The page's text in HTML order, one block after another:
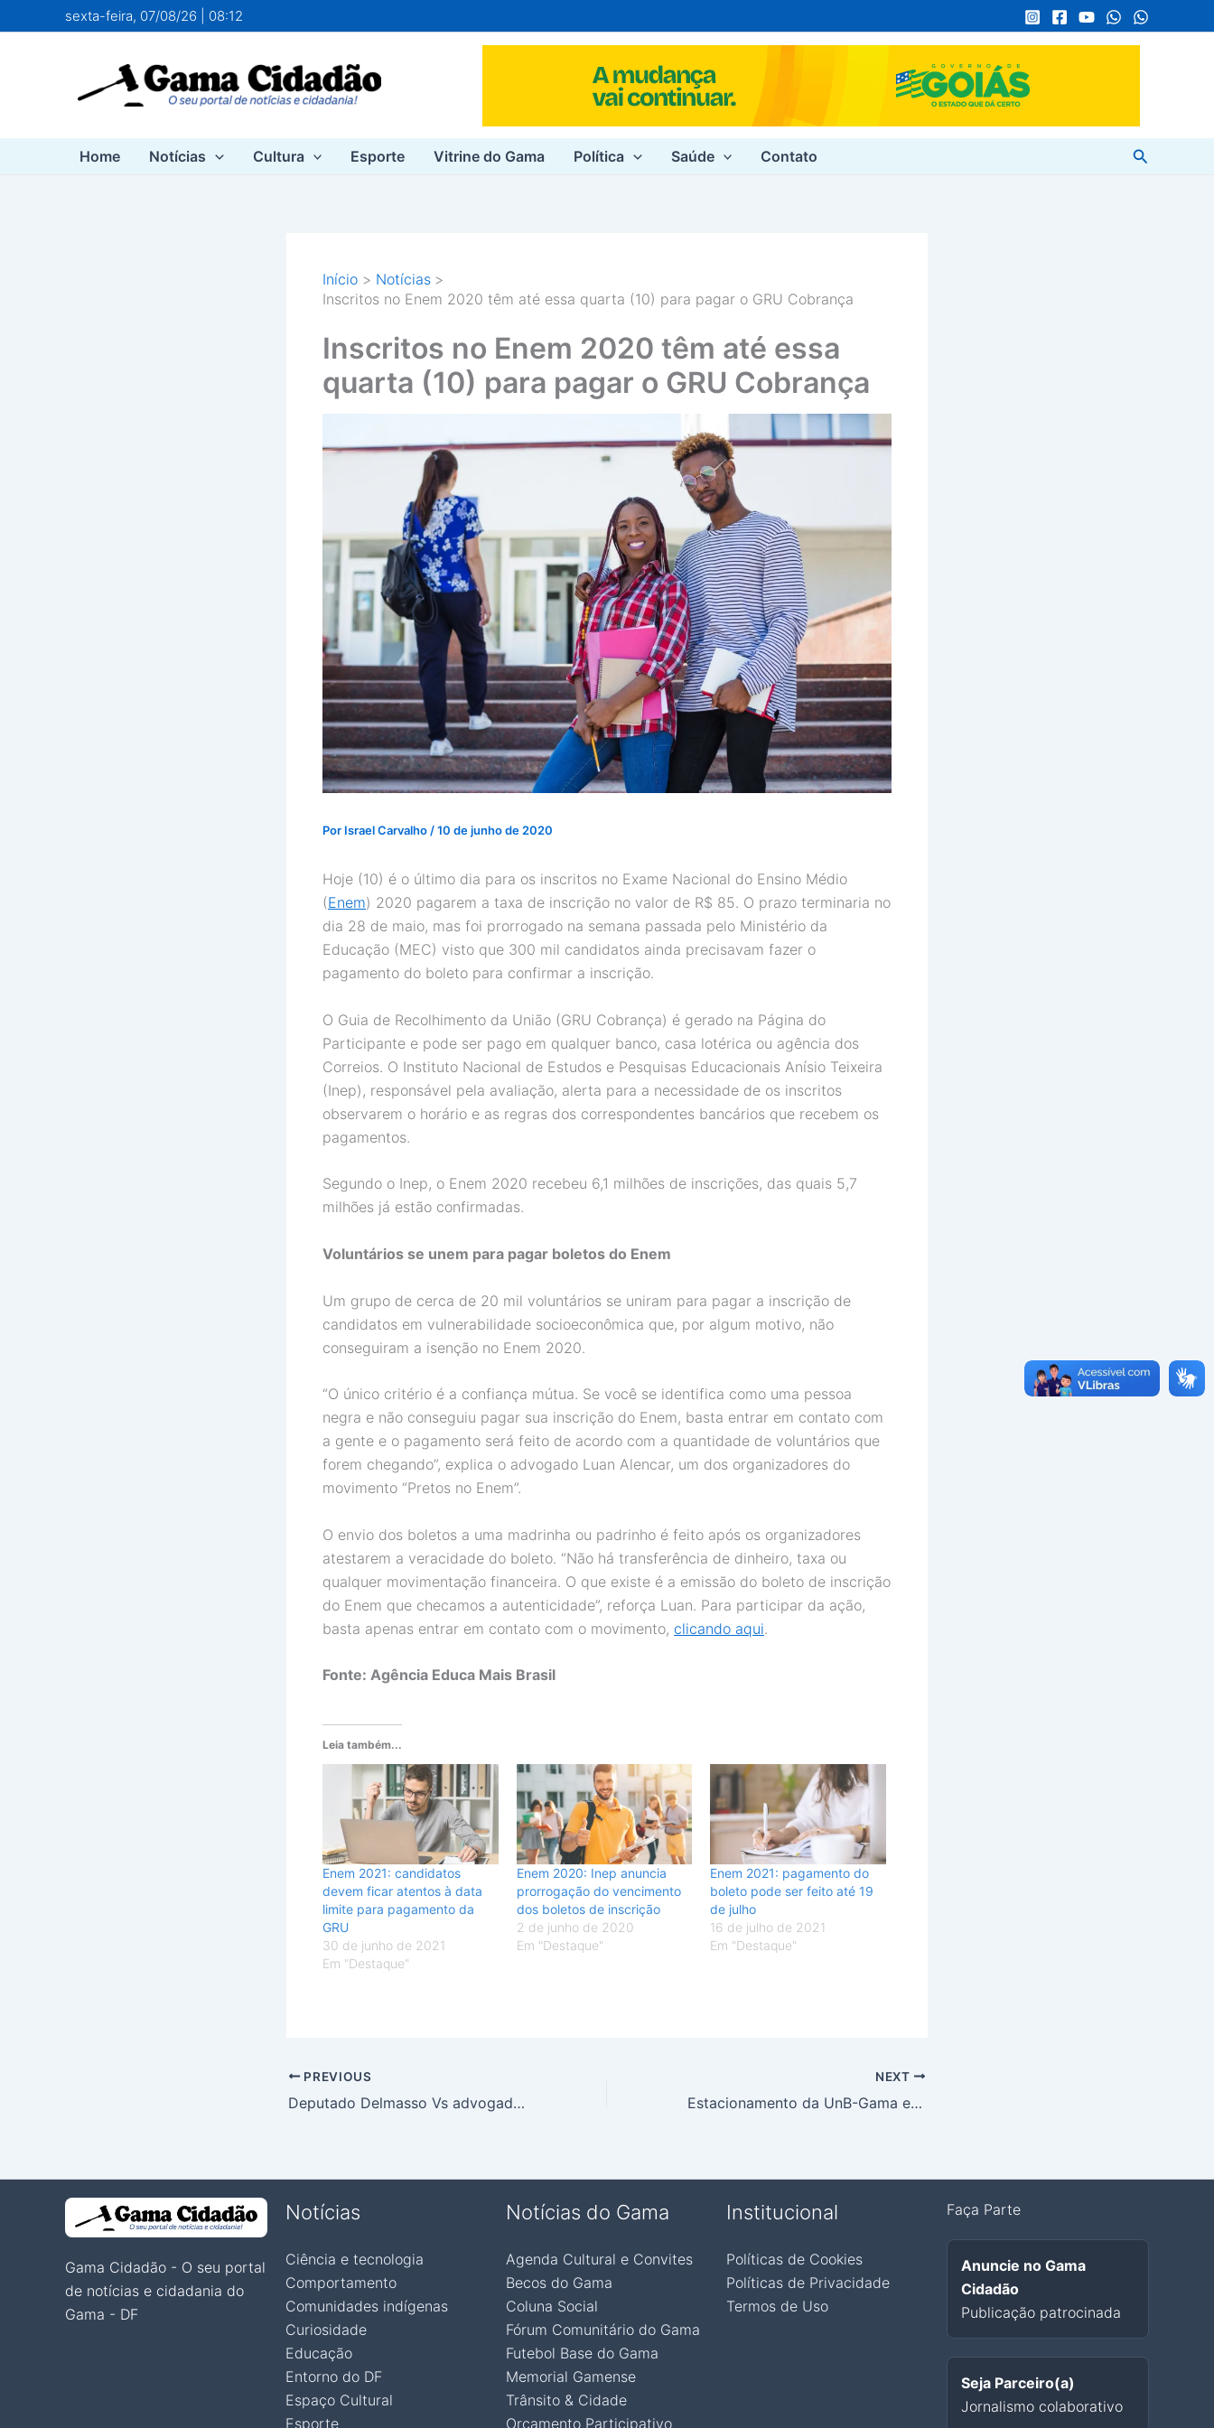
para
sexta-feira, 07/08/26 | 08:12
Home Notícias Cultura Esporte Vitrine do Gama Política Saúde Contato Pesquisar
Início
Notícias
Inscritos no Enem 2020 têm até essa quarta (10) para pagar o GRU Cobrança
Inscritos no Enem 2020 têm até essa
quarta (10) para pagar o GRU Cobrança
Por Israel Carvalho/10 de junho de 2020
Hoje (10) é o último dia para os inscritos no Exame Nacional do Ensino Médio
(Enem) 2020 pagarem a taxa de inscrição no valor de R$ 85. O prazo terminaria no
dia 28 de maio, mas foi prorrogado na semana passada pelo Ministério da
Educação (MEC) visto que 300 mil candidatos ainda precisavam fazer o
pagamento do boleto para confirmar a inscrição.
O Guia de Recolhimento da União (GRU Cobrança) é gerado na Página do
Participante e pode ser pago em qualquer banco, casa lotérica ou agência dos
Correios. O Instituto Nacional de Estudos e Pesquisas Educacionais Anísio Teixeira
(Inep), responsável pela avaliação, alerta para a necessidade de os inscritos
observarem o horário e as regras dos correspondentes bancários que recebem os
pagamentos.
Segundo o Inep, o Enem 2020 recebeu 6,1 milhões de inscrições, das quais 5,7
milhões já estão confirmadas.
Voluntários se unem para pagar boletos do Enem
Um grupo de cerca de 20 mil voluntários se uniram para pagar a inscrição de
candidatos em vulnerabilidade socioeconômica que, por algum motivo, não
conseguiram a isenção no Enem 2020.
“O único critério é a confiança mútua. Se você se identifica como uma pessoa
negra e não conseguiu pagar sua inscrição do Enem, basta entrar em contato com
a gente e o pagamento será feito de acordo com a quantidade de voluntários que
forem chegando”, explica o advogado Luan Alencar, um dos organizadores do
movimento “Pretos no Enem”.
O envio dos boletos a uma madrinha ou padrinho é feito após os organizadores
atestarem a veracidade do boleto. “Não há transferência de dinheiro, taxa ou
qualquer movimentação financeira. O que existe é a emissão do boleto de inscrição
do Enem que checamos a autenticidade”, reforça Luan. Para participar da ação,
basta apenas entrar em contato com o movimento, clicando aqui.
Fonte: Agência Educa Mais Brasil
Leia também...
Enem 2021: candidatos
devem ficar atentos à data
limite para pagamento da
GRU
30 de junho de 2021
Em "Destaque"
Enem 2020: Inep anuncia
prorrogação do vencimento
dos boletos de inscrição
2 de junho de 2020
Em "Destaque"
Enem 2021: pagamento do
boleto pode ser feito até 19
de julho
16 de julho de 2021
Em "Destaque"
PREVIOUS
Deputado Delmasso Vs advogado Leonardo Rangel
NEXT
Estacionamento da UnB-Gama em fase de finalização
Gama Cidadão - O seu portal
de notícias e cidadania do
Gama - DF
Notícias
Ciência e tecnologia
Comportamento
Comunidades indígenas
Curiosidade
Educação
Entorno do DF
Espaço Cultural
Esporte
Notícias do Gama
Agenda Cultural e Convites
Becos do Gama
Coluna Social
Fórum Comunitário do Gama
Futebol Base do Gama
Memorial Gamense
Trânsito & Cidade
Orçamento Participativo
Institucional
Políticas de Cookies
Políticas de Privacidade
Termos de Uso
Faça Parte
Anuncie no Gama
Cidadão
Publicação patrocinada
Seja Parceiro(a)
Jornalismo colaborativo